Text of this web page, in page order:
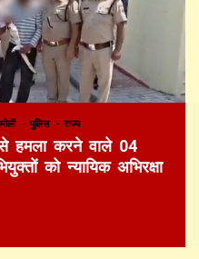
पुलिस राज्य
से हमला करने वाले 04
को न्यायिक अभिरक्षा